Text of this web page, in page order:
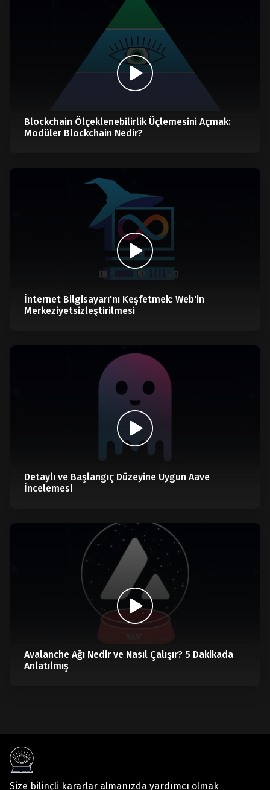
Blockchain Ölçeklenebilirlik Üçlemesini Açmak:
Modüler Blockchain Nedir?
İnternet Bilgisayarı'nı Keşfetmek: Web'in
Merkeziyetsizleştirilmesi
Detaylı ve Başlangıç Düzeyine Uygun Aave
İncelemesi
Avalanche Ağı Nedir ve Nasıl Çalışır? 5 Dakikada
Anlatılmış
Size bilinçli kararlar almanızda yardımcı olmak